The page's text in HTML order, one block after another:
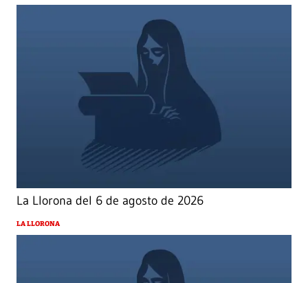
La Llorona del 6 de agosto de 2026
LA LLORONA